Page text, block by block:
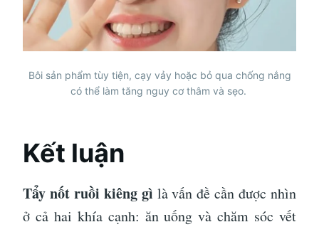
Bôi sản phẩm tùy tiện, cạy vảy hoặc bỏ qua chống nắng
có thể làm tăng nguy cơ thâm và sẹo.
Kết luận
Tẩy nốt ruồi kiêng gì là vấn đề cần được nhìn
ở cả hai khía cạnh: ăn uống và chăm sóc vết